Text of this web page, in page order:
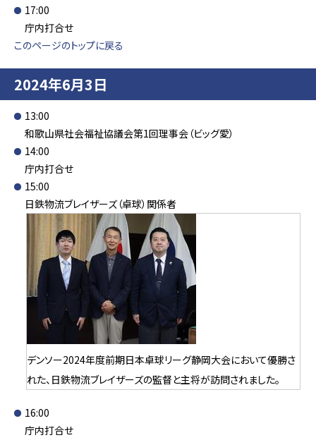
17:00
庁内打合せ
このページのトップに戻る
2024年6月3日
13:00
和歌山県社会福祉協議会第1回理事会（ビッグ愛）
14:00
庁内打合せ
15:00
日鉄物流ブレイザーズ（卓球）関係者
デンソー2024年度前期日本卓球リーグ静岡大会において優勝さ
れた、日鉄物流ブレイザーズの監督と主将が訪問されました。
16:00
庁内打合せ